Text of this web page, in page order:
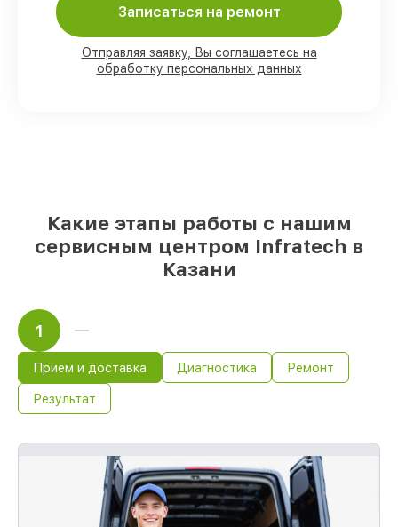
клиента
90%
комплектующих Infratech есть в
наличии в мастерской или на складе в
Казани, остальные доставляются быстро
Записаться на ремонт
Отправляя заявку, Вы соглашаетесь на
обработку персональных данных
Какие этапы работы с нашим
сервисным центром Infratech в
Казани
1
Прием и доставка Диагностика Ремонт
Результат